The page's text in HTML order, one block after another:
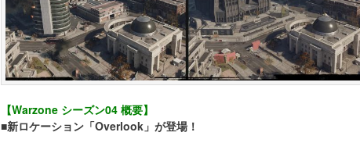
【Warzone シーズン04 概要】
■新ロケーション「Overlook」が登場！